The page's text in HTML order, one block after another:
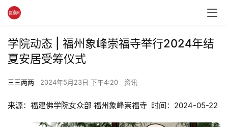
学院动态 | 福州象峰崇福寺举行2024年结
夏安居受筹仪式
三三两两 2024年5月23日 下午4:20 资讯
来源：福建佛学院女众部 福州象峰崇福寺  时间：2024-05-22